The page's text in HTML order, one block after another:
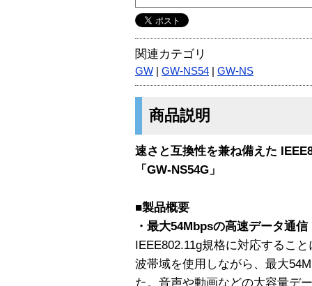
関連カテゴリ
GW GW-NS54 GW-NS
商品説明
速さと互換性を兼ね備えた
「GW-NS54G」
■製品概要
・最大54Mbpsの高速データ通信
IEEE802.11g規格に対応するこ
波帯域を使用しながら、最大
た。音声や動画などの大容量デ